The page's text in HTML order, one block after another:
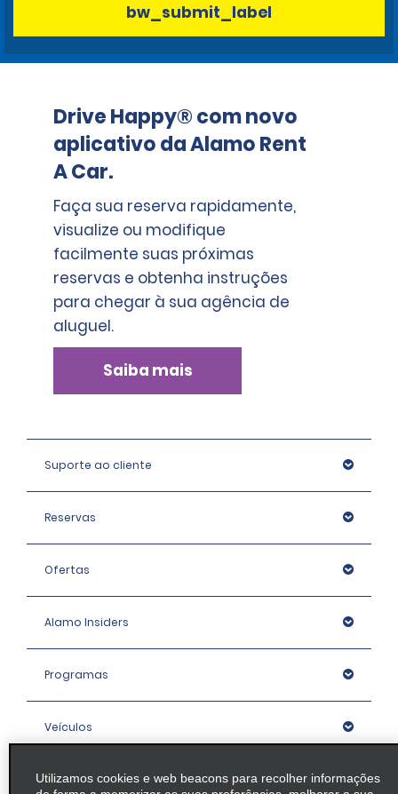
bw_submit_label
Drive Happy® com novo
aplicativo da Alamo Rent
A Car.
Faça sua reserva rapidamente,
visualize ou modifique
facilmente suas próximas
reservas e obtenha instruções
para chegar à sua agência de
aluguel.
Saiba mais
Suporte ao cliente
Reservas
Ofertas
Alamo Insiders
Programas
Veículos
Agências
Utilizamos cookies e web beacons para recolher informações